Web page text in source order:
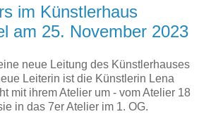
im Künstlerhaus
am 25. November 2023
neue Leitung des Künstlerhauses
Leiterin ist die Künstlerin Lena
mit ihrem Atelier um - vom Atelier 18
in das 7er Atelier im 1. OG.